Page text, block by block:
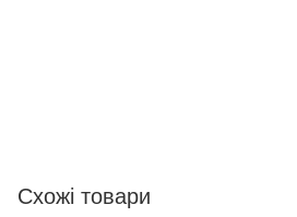
Схожі товари